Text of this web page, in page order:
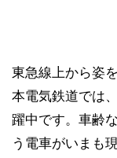
東急線上から姿
本電気鉄道では
躍中です。車齢
う電車がいまも